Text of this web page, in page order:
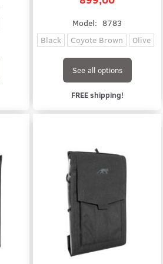
Model: 8783
Black
Coyote Brown Olive
See all options
FREE shipping!